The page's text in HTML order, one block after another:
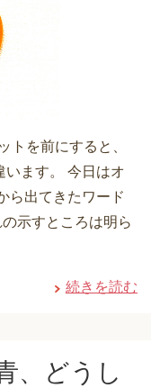
トを前にすると、
います。 今日はオ
ら出てきたワード
示すところは明ら
続きを読む
、どうし